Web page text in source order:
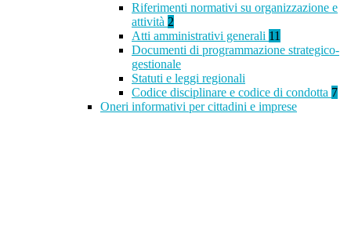
Riferimenti normativi su organizzazione e
attività 2
Atti amministrativi generali 11
Documenti di programmazione strategico-
gestionale
Statuti e leggi regionali
Codice disciplinare e codice di condotta 7
Oneri informativi per cittadini e imprese